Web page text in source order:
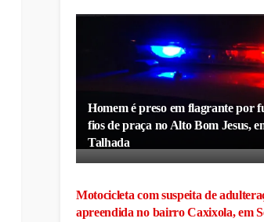
Homem é preso em flagrante por
fios de praça no Alto Bom Jesus,
Talhada
Motocicleta com suspeita de
apreendida no bairro Caxixola, em